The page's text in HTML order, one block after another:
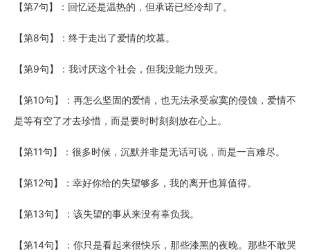
【第7句】：回忆还是温热的，但承诺已经冷却了。
【第8句】：终于走出了爱情的坟墓。
【第9句】：我讨厌这个社会，但我没能力毁灭。
【第10句】：再怎么坚固的爱情，也无法承受寂寞的侵蚀，爱情不
是等有空了才去珍惜，而是要时时刻刻放在心上。
【第11句】：很多时候，沉默并非是无话可说，而是一言难尽。
【第12句】：幸好你给的失望够多，我的离开也算值得。
【第13句】：该失望的事从来没有辜负我。
【第14句】：你只是看起来很快乐，那些漆黑的夜晚。那些不敢哭